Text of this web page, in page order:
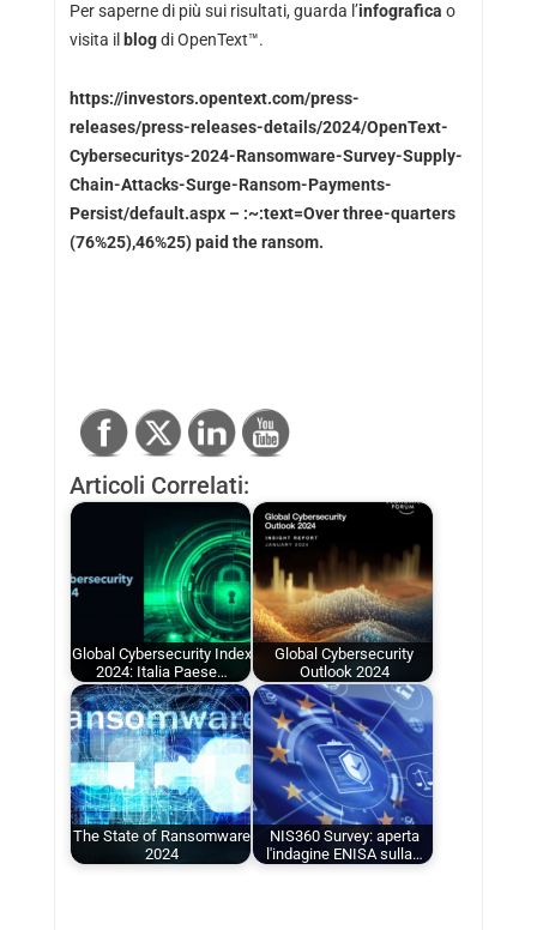
Per saperne di più sui risultati, guarda l’infografica o
visita il blogdi OpenText™.
https://investors.opentext.com/press-
releases/press-releases-details/2024/OpenText-
Cybersecuritys-2024-Ransomware-Survey-Supply-
Chain-Attacks-Surge-Ransom-Payments-
Persist/default.aspx – :~:text=Over three-quarters
(76%25),46%25) paid the ransom.
Articoli Correlati:
Global Cybersecurity Index
2024: Italia Paese…
Global Cybersecurity
Outlook 2024
The State of Ransomware
2024
NIS360 Survey: aperta
l'indagine ENISA sulla…